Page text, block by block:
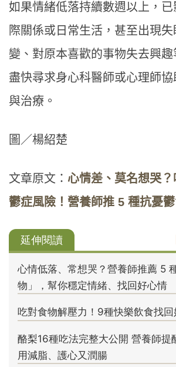
如果情緒低落持續數週以上，已
際關係或日常生活，甚至出現
變、對原本喜歡的事物失去興
盡快尋求身心科醫師或心理師
與治療。
圖／楊紹楚
文章原文： 心情差、莫名想哭
鬱症風險！營養師推 5 種抗憂